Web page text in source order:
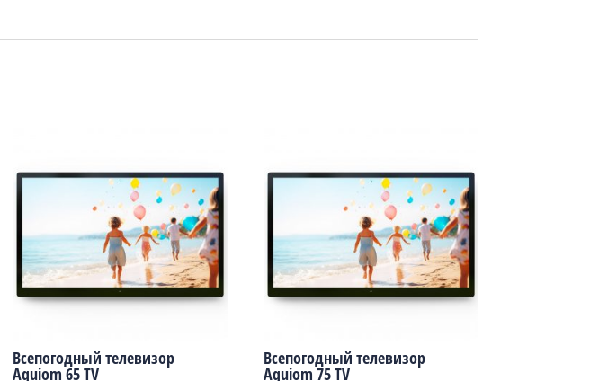
Всепогодный телевизор
Aquiom 65 TV
Всепогодный телевизор
Aquiom 75 TV